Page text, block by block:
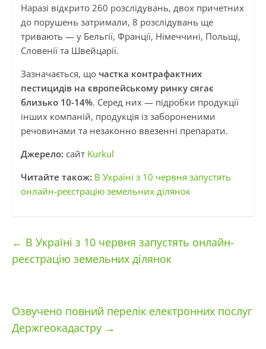
Наразі відкрито 260 розслідувань, двох причетних
до порушень затримали, 8 розслідувань ще
тривають — у Бельгії, Франції, Німеччині, Польщі,
Словенії та Швейцарії.
Зазначається, що частка контрафактних
пестицидів на європейському ринку сягає
близько 10-14%. Серед них — підробки продукції
інших компаній, продукція із забороненими
речовинами та незаконно ввезенні препарати.
Джерело: сайт Kurkul
Читайте також: В Україні з 10 червня запустять
онлайн-реєстрацію земельних ділянок
← В Україні з 10 червня запустять онлайн-
реєстрацію земельних ділянок
Озвучено повний перелік електронних послуг
Держгеокадастру →